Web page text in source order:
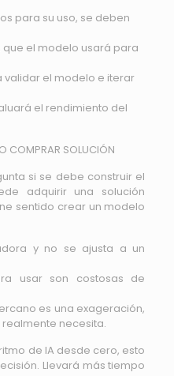
para su uso, se deben
el modelo usará para
el modelo e iterar
el rendimiento del
COMPRAR SOLUCIÓN
si se debe construir el
adquirir una solución
sentido crear un modelo
y no se ajusta a un
usar son costosas de
es una exageración,
necesita.
de IA desde cero, esto
Llevará más tiempo